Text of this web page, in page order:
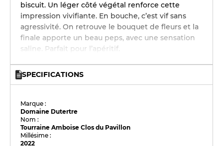
biscuit. Un léger côté végétal renforce cette
impression vivifiante. En bouche, c’est vif sans
agressivité. On retrouve le bouquet de fleurs et la
finale apporte un beau peps, avec une sensation
saline. Parfait pour l’apéritif.
SPECIFICATIONS
Marque :
Domaine Dutertre
Nom :
Tourraine Amboise Clos du Pavillon
Millésime :
2022